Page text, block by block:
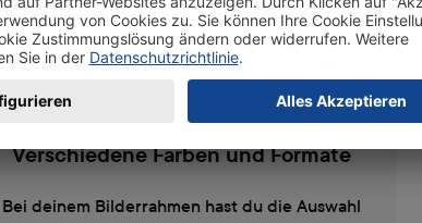
Verschiedene Farben und Formate
Bei deinem Bilderrahmen hast du die Auswahl